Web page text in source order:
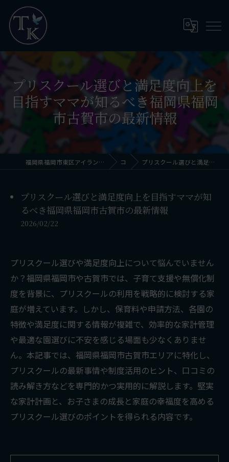
プリスクール選びと満足度向上を
目指すママが知るべき福岡県福岡
市古賀市の最新情報
福岡県福岡市東区アイランドシティのプリスクールならThinkingKids International School コラム プリスクール選びと満足度向上を目指すママが知るべき福岡県福岡市古賀市の最新情報
プリスクール選びと満足度向上を目指すママが知
るべき福岡県福岡市古賀市の最新情報
2026/02/22
プリスクール選びや満足度向上について悩んでいません
か？福岡県福岡市や古賀市では、子育て支援や無償化制
度を背景に、プリスクールの利用を戦略的に検討する家
庭が増えています。しかし、保育料や申請方法、各園の
特徴や満足度に関する情報が複雑で、効率的な家計管理
や最適な園選びに不安を感じる場面も少なくありませ
ん。本記事では、福岡県福岡市古賀市エリアに特化し、
プリスクールの最新事情や制度活用のヒント、口コミの
読み解き方などを専門的かつ実用的に解説します。堅実
な家計計画と、お子さまの成長と家庭の幸福度を高める
プリスクール選びのポイントを得られる内容です。